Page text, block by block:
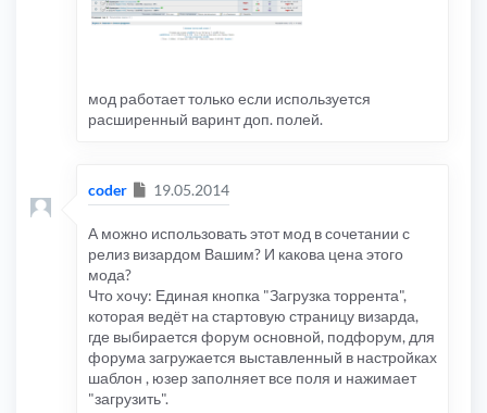
мод работает только если используется
расширенный варинт доп. полей.
coder Сообщение
19.05.2014
А можно использовать этот мод в сочетании с
релиз визардом Вашим? И какова цена этого
мода?
Что хочу: Единая кнопка "Загрузка торрента",
которая ведёт на стартовую страницу визарда,
где выбирается форум основной, подфорум, для
форума загружается выставленный в настройках
шаблон , юзер заполняет все поля и нажимает
"загрузить".